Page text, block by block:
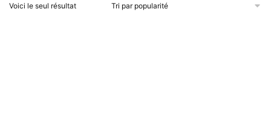
Voici le seul résultat